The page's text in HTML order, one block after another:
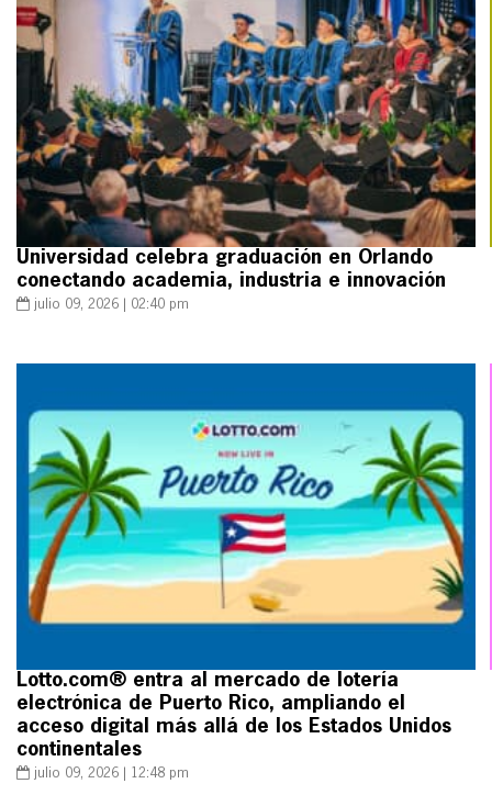
Universidad celebra graduación en Orlando
conectando academia, industria e innovación
julio 09, 2026 | 02:40 pm
Lotto.com® entra al mercado de lotería
electrónica de Puerto Rico, ampliando el
acceso digital más allá de los Estados Unidos
continentales
julio 09, 2026 | 12:48 pm